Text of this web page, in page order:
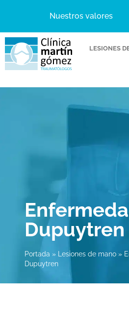
Nuestros valores
LESIONES
Dupuytren
Portada » Lesiones de mano »
Dupuytren